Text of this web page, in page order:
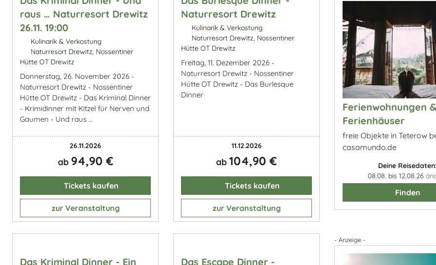
raus … Naturresort Drewitz
26.11. 19:00
Kulinarik & Verkostung
Naturresort Drewitz, Nossentiner
Hütte OT Drewitz
Donnerstag, 26. November 2026 -
Naturresort Drewitz - Nossentiner
Hütte OT Drewitz - Das Kriminal Dinner
- Krimidinner mit Kitzel für Nerven und
Gaumen - Und raus ...
26.11.2026
ab 94,90 €
Tickets kaufen
zur Veranstaltung
Naturresort Drewitz
Kulinarik & Verkostung
Naturresort Drewitz, Nossentiner
Hütte OT Drewitz
Freitag, 11. Dezember 2026 -
Naturresort Drewitz - Nossentiner
Hütte OT Drewitz - Das Burlesque
Dinner
11.12.2026
ab 104,90 €
Tickets kaufen
zur Veranstaltung
Ferienwohnungen &
Ferienhäuser
freie Objekte in Teterow
casamundo.de
Deine
08.08. bis 12.08.26
Finden
Das Kriminal Dinner - Ein
Das Escape Dinner -
- Anzeige -